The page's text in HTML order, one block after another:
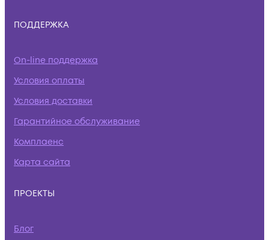
ПОДДЕРЖКА
On-line поддержка
Условия оплаты
Условия доставки
Гарантийное обслуживание
Комплаенс
Карта сайта
ПРОЕКТЫ
Блог